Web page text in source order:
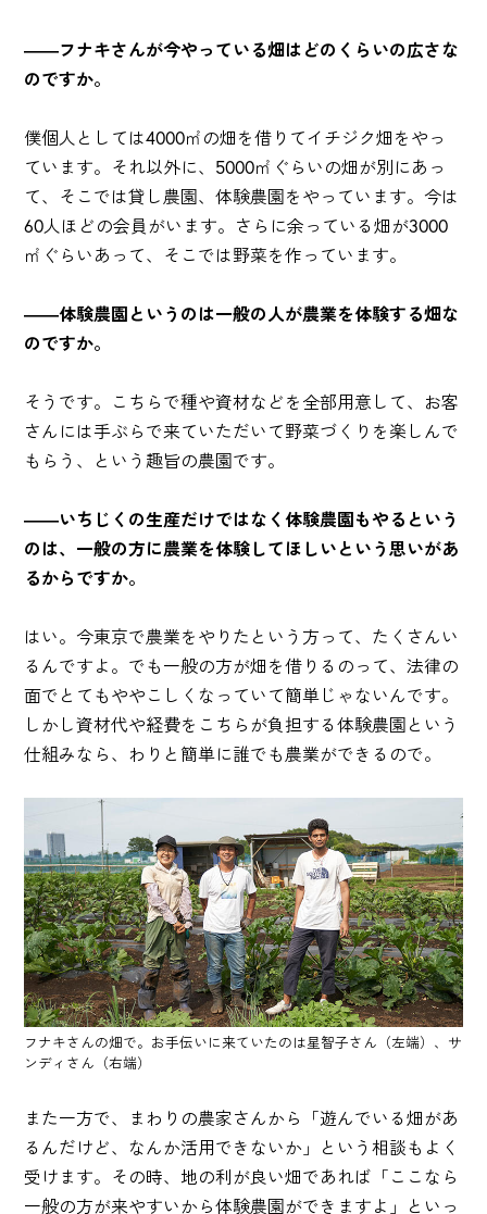
――フナキさんが今やっている畑はどのくらいの広さな
のですか。
僕個人としては4000㎡の畑を借りてイチジク畑をやっ
ています。それ以外に、5000㎡ ぐらいの畑が別にあっ
て、そこでは貸し農園、体験農園をやっています。今は
60人ほどの会員がいます。さらに余っている畑が3000
㎡ ぐらいあって、そこでは野菜を作っています。
――体験農園というのは一般の人が農業を体験する畑な
のですか。
そうです。こちらで種や資材などを全部用意して、お客
さんには手ぶらで来ていただいて野菜づくりを楽しんで
もらう、という趣旨の農園です。
――いちじくの生産だけではなく体験農園もやるという
のは、一般の方に農業を体験してほしいという思いがあ
るからですか。
はい。今東京で農業をやりたという方って、たくさんい
るんですよ。でも一般の方が畑を借りるのって、法律の
面でとてもややこしくなっていて簡単じゃないんです。
しかし資材代や経費をこちらが負担する体験農園という
仕組みなら、わりと簡単に誰でも農業ができるので。
フナキさんの畑で。お手伝いに来ていたのは星智子さん（左端）、サ
ンディさん（右端）
また一方で、まわりの農家さんから「遊んでいる畑があ
るんだけど、なんか活用できないか」という相談もよく
受けます。その時、地の利が良い畑であれば「ここなら
一般の方が来やすいから体験農園ができますよ」といっ